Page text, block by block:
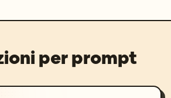
per prompt